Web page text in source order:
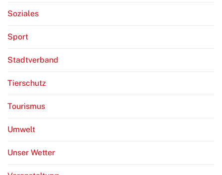
Soziales
Sport
Stadtverband
Tierschutz
Tourismus
Umwelt
Unser Wetter